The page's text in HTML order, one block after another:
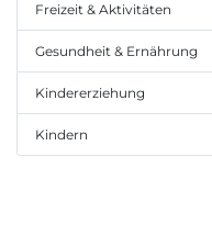
Freizeit & Aktivitäten
Gesundheit & Ernährung
Kindererziehung
Kindern